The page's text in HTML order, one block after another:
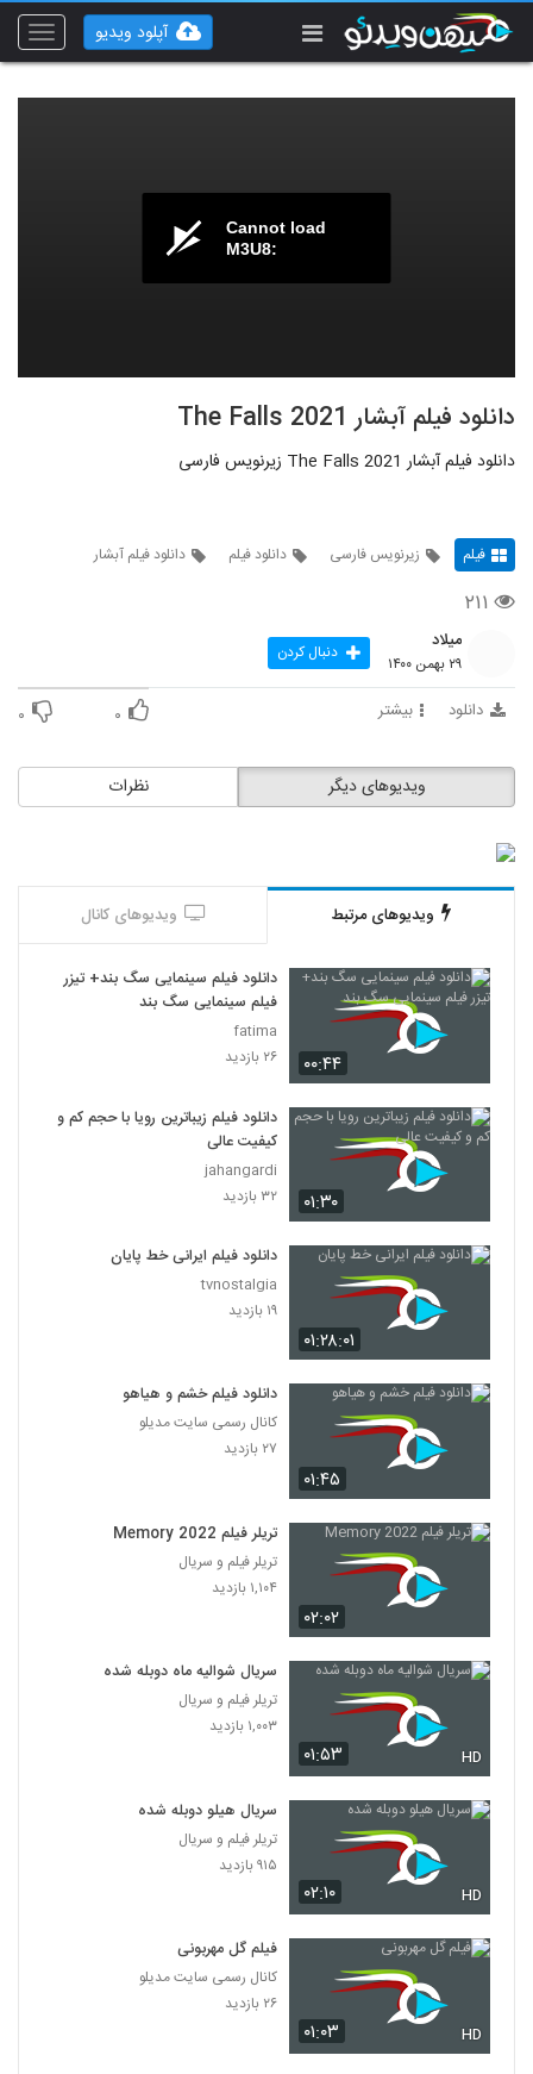
Toggle
آپلود ویدیو
Cannot load
M3U8:
دانلود فیلم آبشار The Falls 2021
دانلود فیلم آبشار The Falls 2021 زیرنویس فارسی
فیلم زیرنویس فارسی دانلود فیلم دانلود فیلم آبشار
۲۱۱
میلاد
۲۹ بهمن ۱۴۰۰ دنبال کردن
دانلود بیشتر ۰ ۰
نظرات ویدیوهای دیگر
ویدیوهای مرتبط ویدیوهای کانال
۰۰:۴۴
دانلود فیلم سینمایی سگ بند+ تیزر
فیلم سینمایی سگ بند
fatima
۲۶ بازدید
۰۱:۳۰
دانلود فیلم زیباترین رویا با حجم کم و
کیفیت عالی
jahangardi
۳۲ بازدید
۰۱:۲۸:۰۱
دانلود فیلم ایرانی خط پایان
tvnostalgia
۱۹ بازدید
۰۱:۴۵
دانلود فیلم خشم و هیاهو
کانال رسمی سایت مدیلو
۲۷ بازدید
۰۲:۰۲
تریلر فیلم Memory 2022
تریلر فیلم و سریال
۱,۱۰۴ بازدید
۰۱:۵۳ HD
سریال شوالیه ماه دوبله شده
تریلر فیلم و سریال
۱,۰۰۳ بازدید
۰۲:۱۰ HD
سریال هیلو دوبله شده
تریلر فیلم و سریال
۹۱۵ بازدید
۰۱:۰۳ HD
فیلم گل مهربونی
کانال رسمی سایت مدیلو
۲۶ بازدید